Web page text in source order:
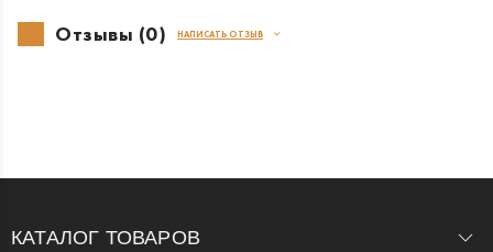
Отзывы (0) НАПИСАТЬ ОТЗЫВ
КАТАЛОГ ТОВАРОВ